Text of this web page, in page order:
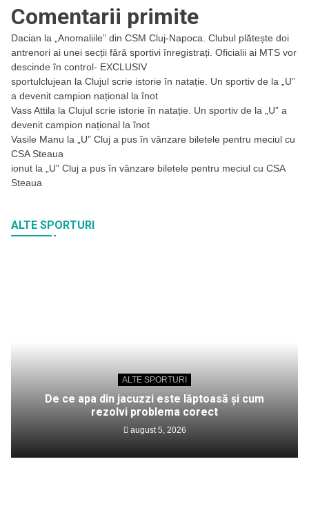
Comentarii primite
Dacian la
„Anomaliile” din CSM Cluj-Napoca. Clubul plătește doi
antrenori ai unei secții fără sportivi înregistrați. Oficialii ai MTS vor
descinde în control- EXCLUSIV
sportulclujean la Clujul scrie istorie în natație. Un sportiv de la „U”
a devenit campion național la înot
Vass Attila la Clujul scrie istorie în natație. Un sportiv de la „U” a
devenit campion național la înot
Vasile Manu la
„U” Cluj a pus în vânzare biletele pentru meciul cu
CSA Steaua
ionut la
„U” Cluj a pus în vânzare biletele pentru meciul cu CSA
Steaua
ALTE SPORTURI
ALTE SPORTURI
De ce apa din jacuzzi este lăptoasă și cum
rezolvi problema corect
august 5, 2026